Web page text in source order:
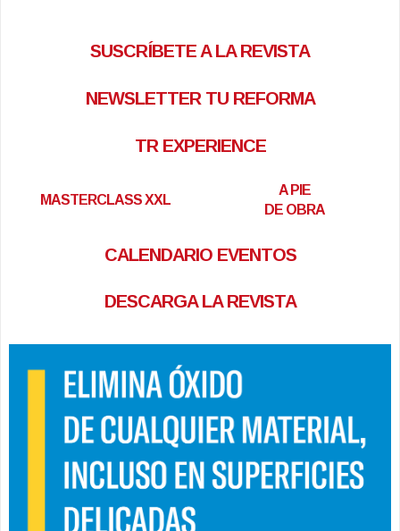
SUSCRÍBETE A LA REVISTA
NEWSLETTER TU REFORMA
TR EXPERIENCE
MASTERCLASS XXL
A PIE
DE OBRA
CALENDARIO EVENTOS
DESCARGA LA REVISTA